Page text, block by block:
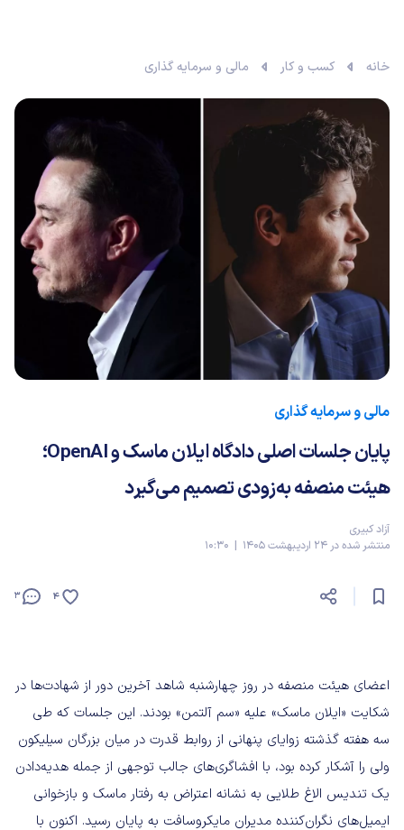
خانه کسب و کار مالی و سرمایه گذاری
مالی و سرمایه گذاری
پایان جلسات اصلی دادگاه ایلان ماسک و OpenAI؛
هیئت منصفه به‌زودی تصمیم می‌گیرد
آزاد کبیری
منتشر شده در 24 اردیبهشت 1405 | 10:30
3 4
اعضای هیئت منصفه در روز چهارشنبه شاهد آخرین دور از شهادت‌ها در
شکایت «ایلان ماسک» علیه «سم آلتمن» بودند. این جلسات که طی
سه هفته گذشته زوایای پنهانی از روابط قدرت در میان بزرگان سیلیکون
ولی را آشکار کرده بود، با افشاگری‌های جالب توجهی از جمله هدیه‌دادن
یک تندیس الاغ طلایی به نشانه اعتراض به رفتار ماسک و بازخوانی
ایمیل‌های نگران‌کننده مدیران مایکروسافت به پایان رسید. اکنون با